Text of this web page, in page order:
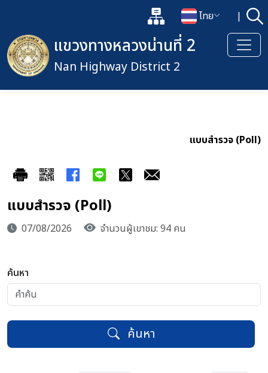
แผนผังเว็บไซต์
เปลี่ยนภาษา
ไทย | ค้
เปิดกล่องค้นหาข้อมูลหลักของเ
แขวงทางหลวงน่านที่ 2
Nan Highway District 2
แบบสำรวจ (Poll)
แบบสำรวจ (Poll)
07/08/2026 จำนวนผู้เขาชม: 94 คน
ค้นหา
ค้นหา